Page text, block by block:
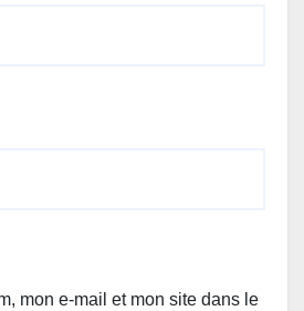
mon e-mail et mon site dans le